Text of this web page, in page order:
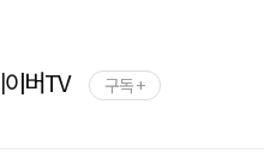
이버TV 구독 +